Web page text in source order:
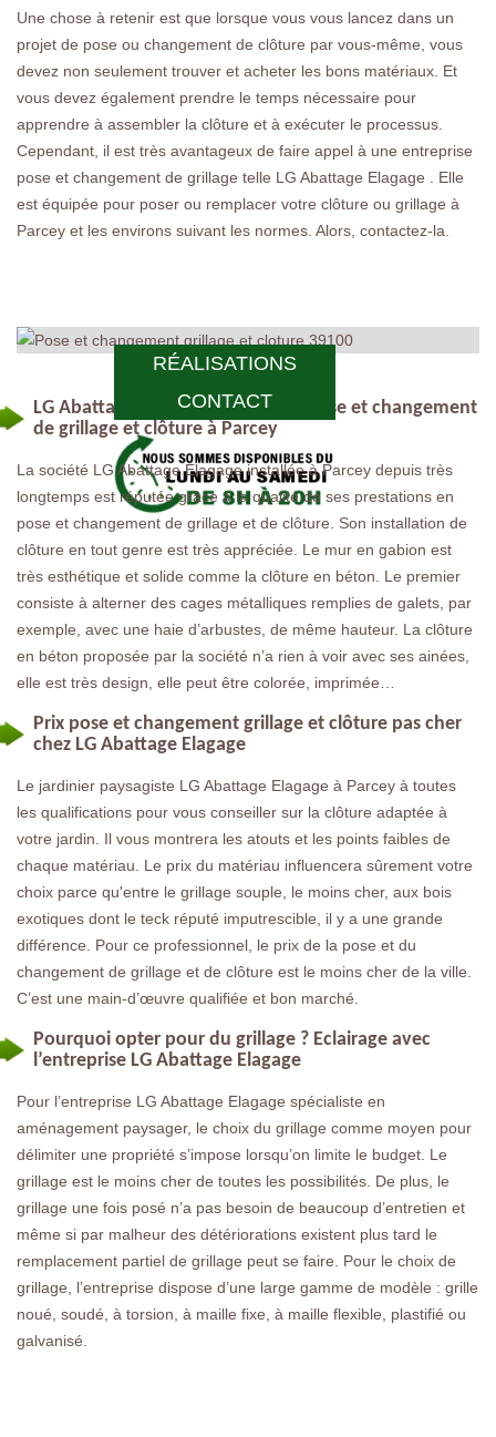
RÉALISATIONS
CONTACT
Une chose à retenir est que lorsque vous vous lancez dans un
projet de pose ou changement de clôture par vous-même, vous
devez non seulement trouver et acheter les bons matériaux. Et
vous devez également prendre le temps nécessaire pour
apprendre à assembler la clôture et à exécuter le processus.
Cependant, il est très avantageux de faire appel à une entreprise
pose et changement de grillage telle LG Abattage Elagage . Elle
est équipée pour poser ou remplacer votre clôture ou grillage à
Parcey et les environs suivant les normes. Alors, contactez-la.
LG Abattage Elagage , société de pose et changement
de grillage et clôture à Parcey
La société LG Abattage Elagage installée à Parcey depuis très
longtemps est réputée grâce à la qualité de ses prestations en
pose et changement de grillage et de clôture. Son installation de
clôture en tout genre est très appréciée. Le mur en gabion est
très esthétique et solide comme la clôture en béton. Le premier
consiste à alterner des cages métalliques remplies de galets, par
exemple, avec une haie d’arbustes, de même hauteur. La clôture
en béton proposée par la société n’a rien à voir avec ses ainées,
elle est très design, elle peut être colorée, imprimée…
Prix pose et changement grillage et clôture pas cher
chez LG Abattage Elagage
Le jardinier paysagiste LG Abattage Elagage à Parcey à toutes
les qualifications pour vous conseiller sur la clôture adaptée à
votre jardin. Il vous montrera les atouts et les points faibles de
chaque matériau. Le prix du matériau influencera sûrement votre
choix parce qu'entre le grillage souple, le moins cher, aux bois
exotiques dont le teck réputé imputrescible, il y a une grande
différence. Pour ce professionnel, le prix de la pose et du
changement de grillage et de clôture est le moins cher de la ville.
C’est une main-d’œuvre qualifiée et bon marché.
Pourquoi opter pour du grillage ? Eclairage avec
l’entreprise LG Abattage Elagage
Pour l’entreprise LG Abattage Elagage spécialiste en
aménagement paysager, le choix du grillage comme moyen pour
délimiter une propriété s’impose lorsqu’on limite le budget. Le
grillage est le moins cher de toutes les possibilités. De plus, le
grillage une fois posé n’a pas besoin de beaucoup d’entretien et
même si par malheur des détériorations existent plus tard le
remplacement partiel de grillage peut se faire. Pour le choix de
grillage, l’entreprise dispose d’une large gamme de modèle : grille
noué, soudé, à torsion, à maille fixe, à maille flexible, plastifié ou
galvanisé.